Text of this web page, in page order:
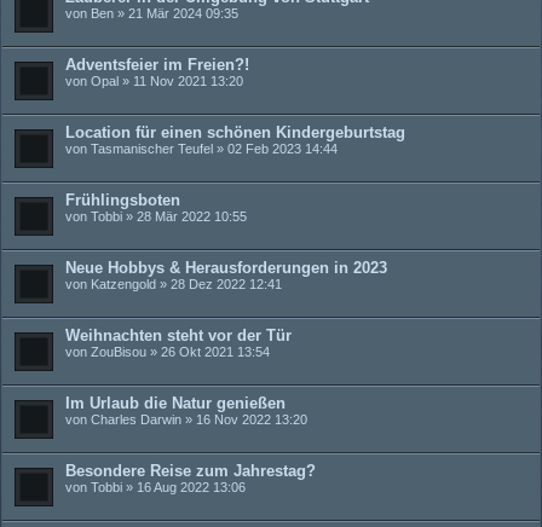
von Ben » 21 Mär 2024 09:35
Adventsfeier im Freien?!
von Opal » 11 Nov 2021 13:20
Location für einen schönen Kindergeburtstag
von Tasmanischer Teufel » 02 Feb 2023 14:44
Frühlingsboten
von Tobbi » 28 Mär 2022 10:55
Neue Hobbys & Herausforderungen in 2023
von Katzengold » 28 Dez 2022 12:41
Weihnachten steht vor der Tür
von ZouBisou » 26 Okt 2021 13:54
Im Urlaub die Natur genießen
von Charles Darwin » 16 Nov 2022 13:20
Besondere Reise zum Jahrestag?
von Tobbi » 16 Aug 2022 13:06